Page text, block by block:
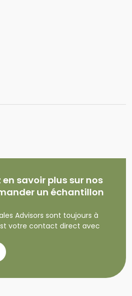
savoir plus sur nos
un échantillon
Advisors sont toujours à
votre contact direct avec